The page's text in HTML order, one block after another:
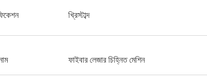
খ্রিস্টাব্দ
ফাইবার লেজার চিহ্নিত মেশিন